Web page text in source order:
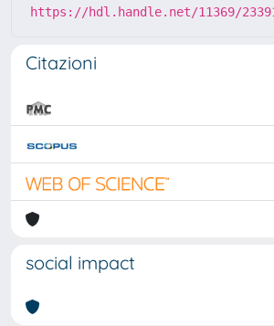
https://hdl.handle.net/11369/
Citazioni
social impact